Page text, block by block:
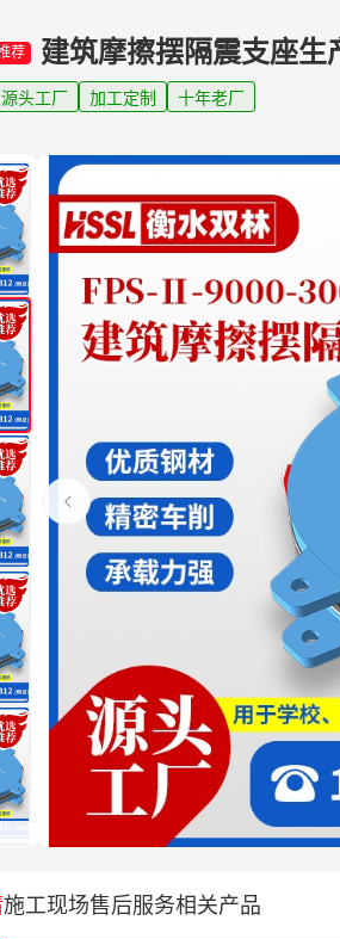
荐 建筑摩擦摆隔震支座生
源头工厂 加工定制 十年老厂
施工现场售后服务相关产品